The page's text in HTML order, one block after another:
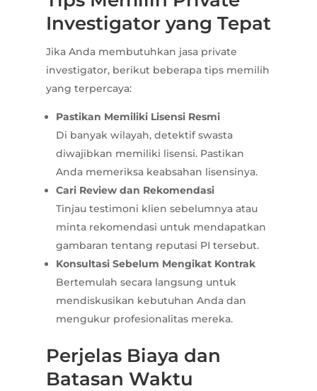
Investigator yang Tepat
Jika Anda membutuhkan jasa private
investigator, berikut beberapa tips memilih
yang terpercaya:
Pastikan Memiliki Lisensi Resmi
Di banyak wilayah, detektif swasta
diwajibkan memiliki lisensi. Pastikan
Anda memeriksa keabsahan lisensinya.
Cari Review dan Rekomendasi
Tinjau testimoni klien sebelumnya atau
minta rekomendasi untuk mendapatkan
gambaran tentang reputasi PI tersebut.
Konsultasi Sebelum Mengikat Kontrak
Bertemulah secara langsung untuk
mendiskusikan kebutuhan Anda dan
mengukur profesionalitas mereka.
Perjelas Biaya dan
Batasan Waktu